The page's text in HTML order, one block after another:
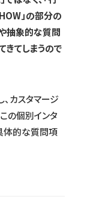
」の部分の
抽象的な質問
きてしまうので
カスタマージ
の個別インタ
体的な質問項